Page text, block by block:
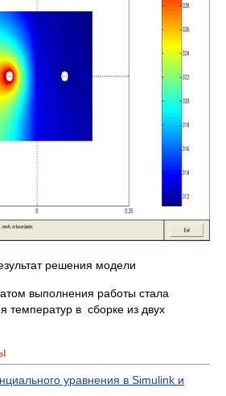
решения модели
выполнения работы стала
температур в сборке из двух
уравнения в Simulink и